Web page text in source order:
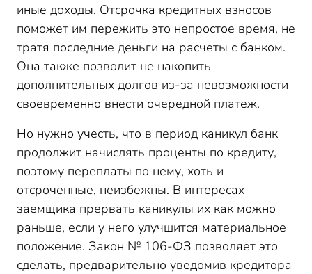
иные доходы. Отсрочка кредитных взносов
поможет им пережить это непростое время, не
тратя последние деньги на расчеты с банком.
Она также позволит не накопить
дополнительных долгов из-за невозможности
своевременно внести очередной платеж.
Но нужно учесть, что в период каникул банк
продолжит начислять проценты по кредиту,
поэтому переплаты по нему, хоть и
отсроченные, неизбежны. В интересах
заемщика прервать каникулы их как можно
раньше, если у него улучшится материальное
положение. Закон № 106-ФЗ позволяет это
сделать, предварительно уведомив кредитора